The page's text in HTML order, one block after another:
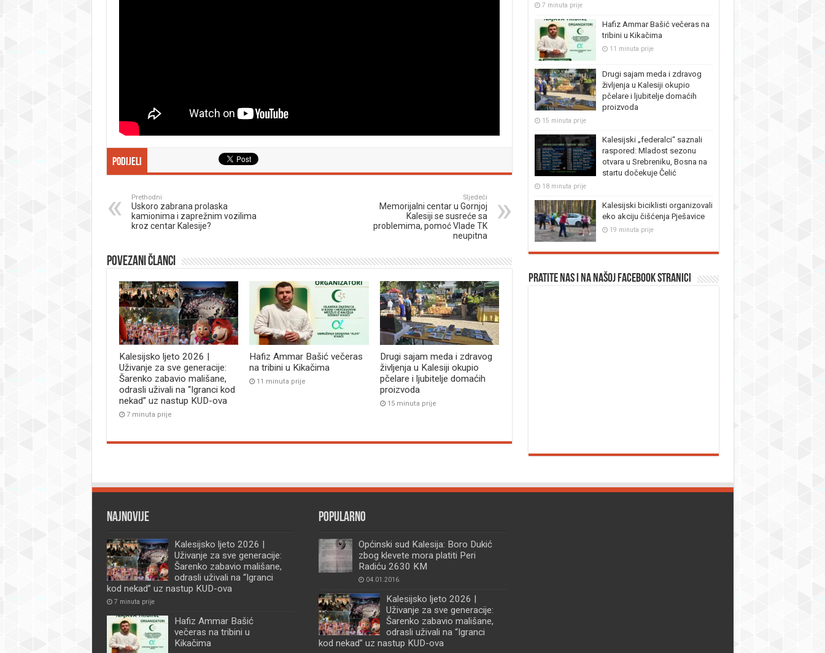
Podijeli
Prethodni
Uskoro zabrana prolaska
kamionima i zaprežnim vozilima
kroz centar Kalesije?
Sljedeći
Memorijalni centar u Gornjoj
Kalesiji se susreće sa
problemima, pomoć Vlade TK
neupitna
Povezani članci
Kalesijsko ljeto 2026 |
Uživanje za sve generacije:
Šarenko zabavio mališane,
odrasli uživali na “Igranci kod
nekad” uz nastup KUD-ova
7 minuta prije
Hafiz Ammar Bašić večeras
na tribini u Kikačima
11 minuta prije
Drugi sajam meda i zdravog
življenja u Kalesiji okupio
pčelare i ljubitelje domaćih
proizvoda
15 minuta prije
7 minuta prije
Hafiz Ammar Bašić večeras na
tribini u Kikačima
11 minuta prije
Drugi sajam meda i zdravog
življenja u Kalesiji okupio
pčelare i ljubitelje domaćih
proizvoda
15 minuta prije
Kalesijski „federalci“ saznali
raspored: Mladost sezonu
otvara u Srebreniku, Bosna na
startu dočekuje Čelić
18 minuta prije
Kalesijski biciklisti organizovali
eko akciju čišćenja Pješavice
19 minuta prije
Pratite nas i na našoj facebook stranici
Najnovije
Kalesijsko ljeto 2026 |
Uživanje za sve generacije:
Šarenko zabavio mališane,
odrasli uživali na “Igranci
kod nekad” uz nastup KUD-ova
7 minuta prije
Hafiz Ammar Bašić
večeras na tribini u
Kikačima
Popularno
Općinski sud Kalesija: Boro Dukić
zbog klevete mora platiti Peri
Radiću 2630 KM
04.01.2016.
Kalesijsko ljeto 2026 |
Uživanje za sve generacije:
Šarenko zabavio mališane,
odrasli uživali na “Igranci
kod nekad” uz nastup KUD-ova